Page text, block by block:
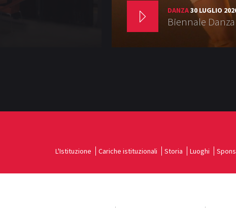
DANZA30 LUGLIO
Biennale
L'Istituzione Cariche istituzionali Storia Luoghi